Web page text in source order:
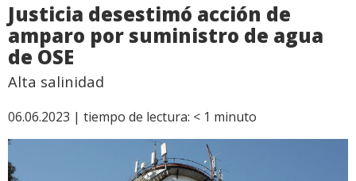
Justicia desestimó acción de
amparo por suministro de agua
de OSE
Alta salinidad
06.06.2023 | tiempo de lectura: < 1 minuto